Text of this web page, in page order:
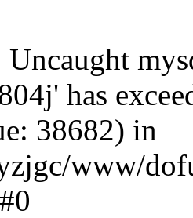
Uncaught
has
38682) in
www/